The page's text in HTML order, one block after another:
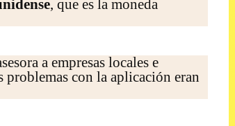
, que es la moneda
a empresas locales e
problemas con la aplicación eran